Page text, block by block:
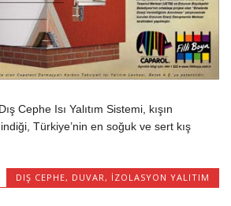
Cephe Isı Yalıtım Sistemi, kışın
indiği, Türkiye’nin en soğuk ve sert kış
DIŞ CEPHE, DUVAR , İZOLASYON YALITIM